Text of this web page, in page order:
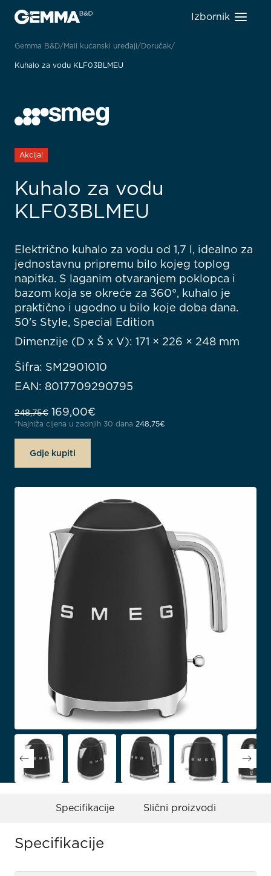
Izbornik
Gemma B&D Mali kućanski uređaji Doručak
Kuhalo za vodu KLF03BLMEU
Akcija!
Kuhalo za vodu
KLF03BLMEU
Električno kuhalo za vodu od 1,7 l, idealno za
jednostavnu pripremu bilo kojeg toplog
napitka. S laganim otvaranjem poklopca i
bazom koja se okreće za 360°, kuhalo je
praktično i ugodno u bilo koje doba dana.
50's Style, Special Edition
Dimenzije (D x Š x V): 171 × 226 × 248 mm
Šifra: SM2901010
EAN: 8017709290795
248,75€ Izvorna cijena bila je: 248,75€.
169,00€
*Najniža cijena u zadnjih 30 dana 248,75€
Gdje kupiti
Specifikacije Slični proizvodi
Specifikacije